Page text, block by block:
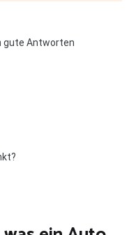
gute Antworten